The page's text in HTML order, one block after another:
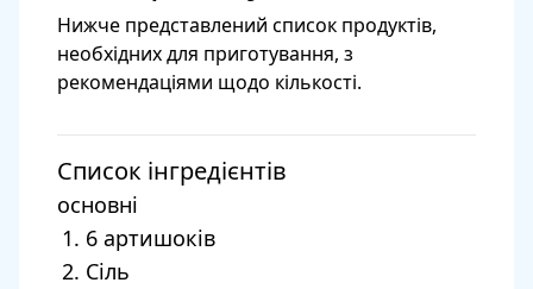
Нижче представлений список продуктів,
необхідних для приготування, з
рекомендаціями щодо кількості.
Список інгредієнтів
основні
6 артишоків
Сіль